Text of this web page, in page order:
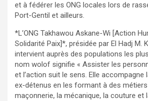
et à fédérer les ONG locales lors de
Port-Gentil et ailleurs.
*L’ONG Takhawou Askane-Wi [Action
Solidarité Paix]*, présidée par El Hadj M.
intervient auprès des populations les
nom wolof signifie « Assister les
et l’action suit le sens. Elle accompagne
ex-détenus en les formant à des
maçonnerie, la mécanique, la couture et